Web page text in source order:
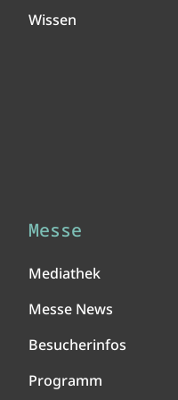
Wissen
Messe
Mediathek
Messe News
Besucherinfos
Programm